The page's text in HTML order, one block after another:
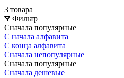
3 товара
Фильтр
Сначала популярные
С начала алфавита
С конца алфавита
Сначала непопулярные
Сначала популярные
Сначала дешевые